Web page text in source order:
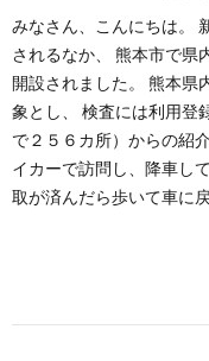
みなさん、こんにちは。
されるなか、 熊本市で県
開設されました。 熊本県
象とし、 検査には利用登
で２５６カ所）からの紹
イカーで訪問し、降車し
取が済んだら歩いて車に